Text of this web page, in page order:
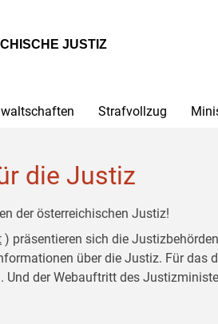
JUSTIZ
Strafvollzug
die Justiz
der österreichischen Justiz!
) präsentieren sich die
über die Justiz. Für das
Und der Webauftritt des